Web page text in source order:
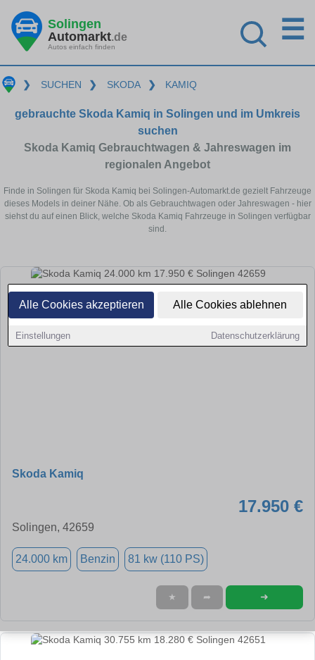
Alle Cookies akzeptieren Alle Cookies ablehnen
Einstellungen Datenschutzerklärung
Solingen
Automarkt.de
Autos einfach finden
☰
❯ SUCHEN ❯ SKODA ❯ KAMIQ
gebrauchte Skoda Kamiq in Solingen und im Umkreis
suchen
Skoda Kamiq Gebrauchtwagen & Jahreswagen im
regionalen Angebot
Finde in Solingen für Skoda Kamiq bei Solingen-Automarkt.de gezielt Fahrzeuge
dieses Models in deiner Nähe. Ob als Gebrauchtwagen oder Jahreswagen - hier
siehst du auf einen Blick, welche Skoda Kamiq Fahrzeuge in Solingen verfügbar
sind.
Skoda Kamiq
17.950 €
Solingen, 42659
24.000 km Benzin 81 kw (110 PS)
★ ➦ ➜